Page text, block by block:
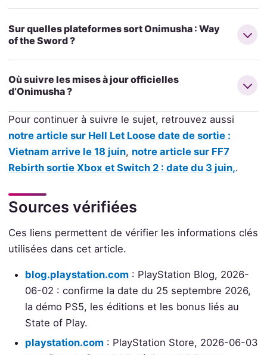
Sur quelles plateformes sort Onimusha : Way
of the Sword ?
Où suivre les mises à jour officielles
d’Onimusha ?
Pour continuer à suivre le sujet, retrouvez aussi
notre article sur Hell Let Loose date de sortie :
Vietnam arrive le 18 juin, notre article sur FF7
Rebirth sortie Xbox et Switch 2 : date du 3 juin,.
Sources vérifiées
Ces liens permettent de vérifier les informations clés
utilisées dans cet article.
blog.playstation.com : PlayStation Blog, 2026-
06-02 : confirme la date du 25 septembre 2026,
la démo PS5, les éditions et les bonus liés au
State of Play.
playstation.com : PlayStation Store, 2026-06-03